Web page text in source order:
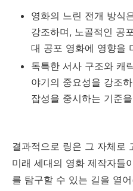
영화의 느린 전개 방식
강조하며, 노골적인 공
대 공포 영화에 영향을
독특한 서사 구조와 캐
야기의 중요성을 강조
잡성을 중시하는 기준
결과적으로 링은 그 자체로
미래 세대의 영화 제작자들
를 탐구할 수 있는 길을 열